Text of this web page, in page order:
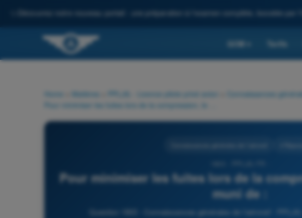
Découvrez notre nouveau portail : une préparation à l'examen complète, boostée par
QCM Tarifs
Home Matières PPL(A) - Licence pilote privé avion Connaissances
Pour minimiser les fuites lors de la
muni de :
Question 1803 - Connaissances générales de l’aéronef -